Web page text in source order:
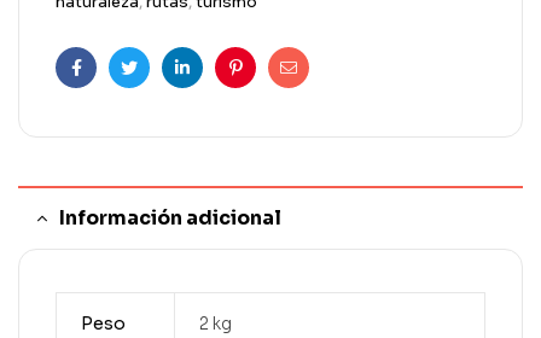
FacebookTwitterLinkedinPinterestCorreo
Información adicional
Peso 2 kg